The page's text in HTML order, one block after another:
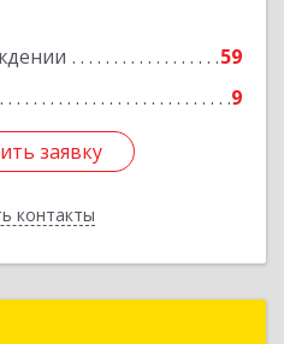
59
9
заявку
контакты
заявку